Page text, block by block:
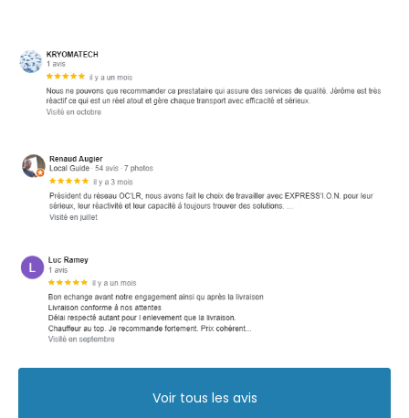
Voir tous les avis